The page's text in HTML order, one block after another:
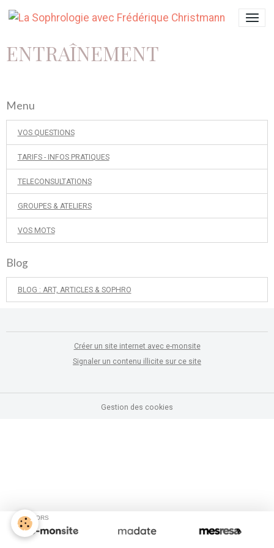
ENTRAÎNEMENT
Menu
VOS QUESTIONS
TARIFS - INFOS PRATIQUES
TELECONSULTATIONS
GROUPES & ATELIERS
VOS MOTS
Blog
BLOG : ART, ARTICLES & SOPHRO
Créer un site internet avec e-monsite
Signaler un contenu illicite sur ce site
Gestion des cookies
SPONSORS